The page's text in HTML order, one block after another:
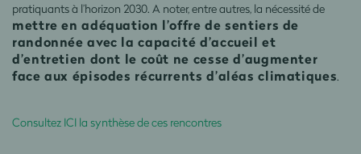
pratiquants à l’horizon 2030. A noter, entre autres, la nécessité de
mettre en adéquation l’offre de sentiers de
randonnée avec la capacité d’accueil et
d’entretien dont le coût ne cesse d’augmenter
face aux épisodes récurrents d’aléas climatiques.
Consultez ICI la synthèse de ces rencontres